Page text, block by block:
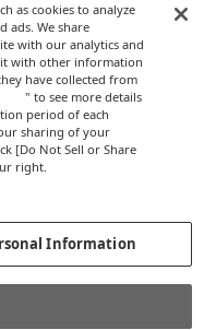
CORPORATION.ALL RIGHTS
as cookies to analyze
ads. We share
with our analytics and
with other information
have collected from
here" to see more details
period of each
sharing of your
[Do Not Sell or Share
right.
Information